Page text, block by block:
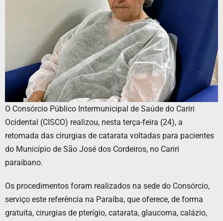
O Consórcio Público Intermunicipal de Saúde do Cariri
Ocidental (CISCO) realizou, nesta terça-feira (24), a
retomada das cirurgias de catarata voltadas para pacientes
do Município de São José dos Cordeiros, no Cariri
paraibano.
Os procedimentos foram realizados na sede do Consórcio,
serviço este referência na Paraíba, que oferece, de forma
gratuita, cirurgias de pterígio, catarata, glaucoma, calázio,